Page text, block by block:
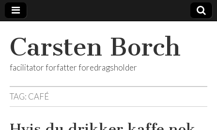
Carsten Borch
facilitator forfatter foredragsholder
TAG: CAFÉ